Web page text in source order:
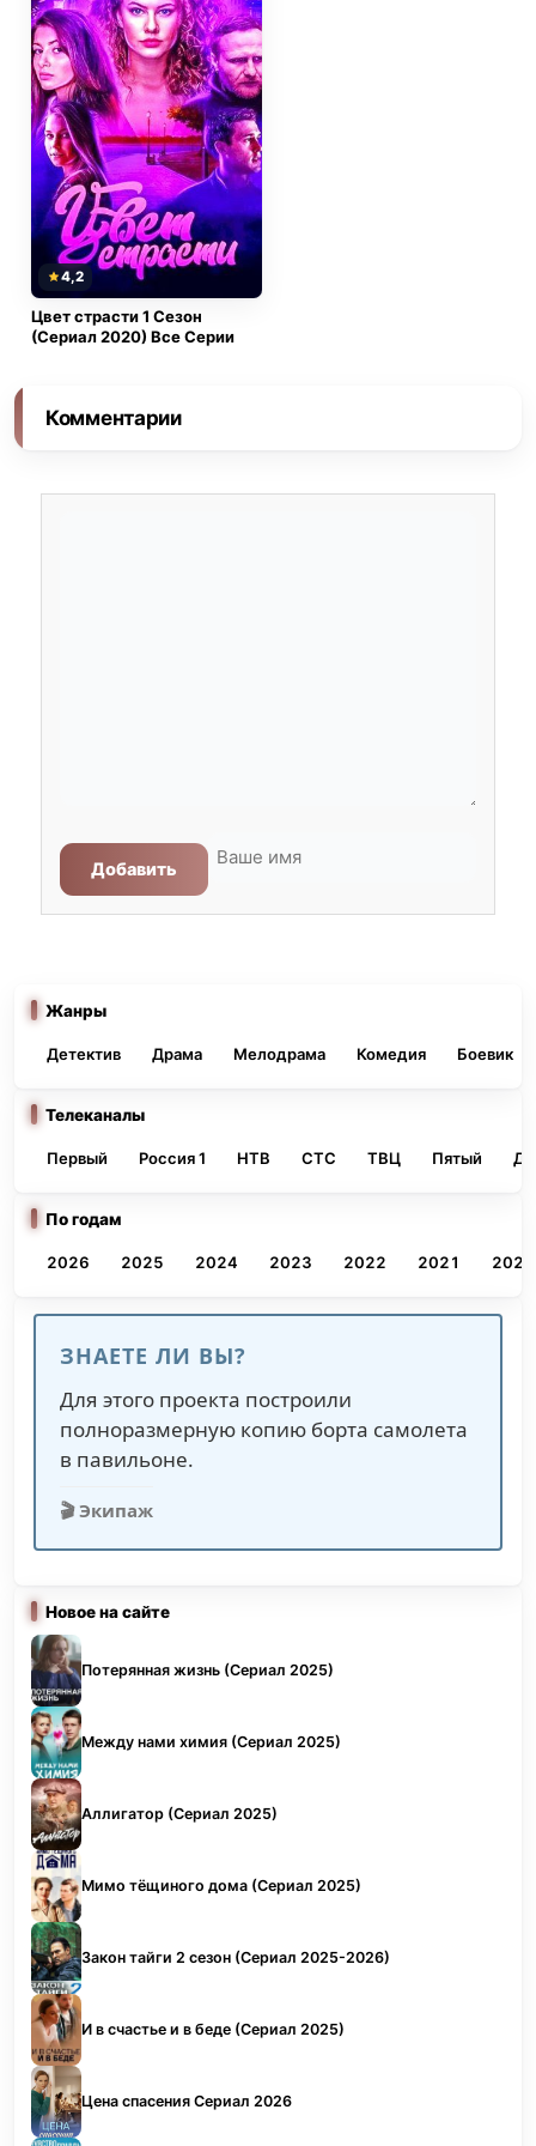
4,2
Цвет страсти 1 Сезон
(Сериал 2020) Все Серии
Комментарии
Добавить
Жанры
Детектив Драма Мелодрама Комедия Боевик
Телеканалы
Первый Россия 1 НТВ СТС ТВЦ Пятый
По годам
2026 2025 2024 2023 2022 2021 2020
ЗНАЕТЕ ЛИ ВЫ?
Для этого проекта построили
полноразмерную копию борта самолета
в павильоне.
🎬 Экипаж
Новое на сайте
Потерянная жизнь (Сериал 2025)
Между нами химия (Сериал 2025)
Аллигатор (Сериал 2025)
Мимо тёщиного дома (Сериал 2025)
Закон тайги 2 сезон (Сериал 2025-2026)
И в счастье и в беде (Сериал 2025)
Цена спасения Сериал 2026